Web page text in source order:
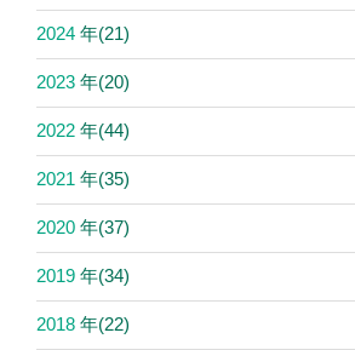
2024 年(21)
2023 年(20)
2022 年(44)
2021 年(35)
2020 年(37)
2019 年(34)
2018 年(22)